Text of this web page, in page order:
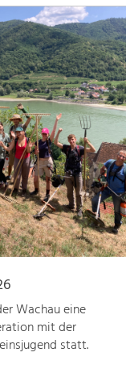
Wachau eine
mit der
statt.